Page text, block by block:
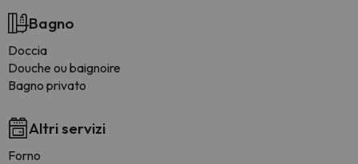
Bagno
Doccia
Douche ou baignoire
Bagno privato
Altri servizi
Forno